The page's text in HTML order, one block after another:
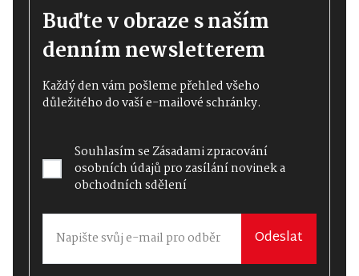
Buďte v obraze s naším
denním newsletterem
Každý den vám pošleme přehled všeho
důležitého do vaší e-mailové schránky.
Souhlasím seZásadami zpracování
osobních údajůpro zasílání novinek a
obchodních sdělení
Odeslat